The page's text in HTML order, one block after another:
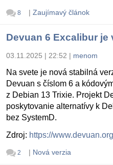
8 | Zaujímavý článok
Devuan 6 Excalibur je
03.11.2025 | 22:52 | menom
Na svete je nová stabilná
Devuan s číslom 6 a
z Debian 13 Trixie. Projekt
poskytovanie alternatívy k
bez SystemD.
Zdroj: https://
2 | Nová verzia